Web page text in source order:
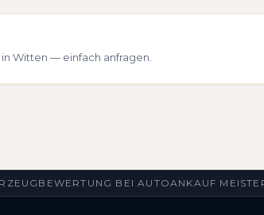
Witten — einfach anfragen.
BEI AUTOANKAUF